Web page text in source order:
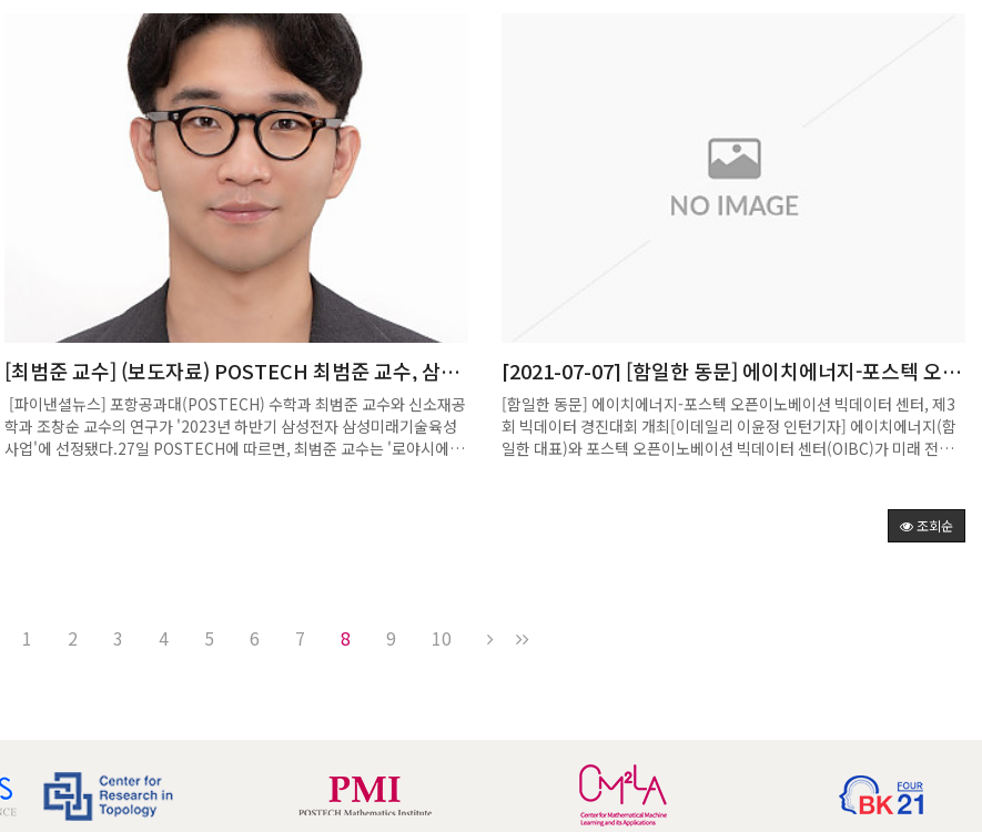
Introduction to Online Convex Optimization(온라인 컨벡스 최적
화 소개)△ 정다솔 씨(POSTECH) : Basic theory on algebraic
surfaces(대수 서페이스의 기본 이론)△ 최도영 씨(KAIST) : Geometry
of secant variety(세컨트 다양성의 기하학)△ 윤태호 씨(서울대학교) :
[최범준 교수] (보도자료) POSTECH 최범준 교수, 삼성
미래기술육성사업 선정
[파이낸셜뉴스] 포항공과대(POSTECH) 수학과 최범준 교수와 신소재공
학과 조창순 교수의 연구가 '2023년 하반기 삼성전자 삼성미래기술육성
사업'에 선정됐다.27일 POSTECH에 따르면, 최범준 교수는 '로야시에비
처: https://www.fnnews.com/news/202310271027365630
[2021-07-07] [함일한 동문] 에이치에너지-포스텍 오픈
이노베이션 빅데이터 센터, 제3회 빅데이터 경진대회 개
최
[함일한 동문] 에이치에너지-포스텍 오픈이노베이션 빅데이터 센터, 제3
회 빅데이터 경진대회 개최[이데일리 이윤정 인턴기자] 에이치에너지(함
일한 대표)와 포스텍 오픈이노베이션 빅데이터 센터(OIBC)가 미래 전력
예측’과 ‘재생에너지 최적 입찰’이라는 두 가지 주제로 진행되었다. 포항공
과대학교, KAIST 등 30여 개의 대학교, 총 80여 개의 팀이 참여했으며 포
원이 책정되었다. 전국 대학(원)생이면 개인 또는 5인 이하의 팀으로 참여
등록이 완료된 참가자들에게는 7월 1일부터 예측 입찰 연구를 위한 과거
데이터를 순차적으로 발송한다. 참가자들은 과거 데이터를 활용하여 7월
1일부터 입찰에 참여할 수 있으며 당일 상위 입찰팀과 상위 입찰팀이 소속
된 학교 및 연구실은 경진대회 홈페이지에 순위를 게재한다. 예측 입찰이
조회순
1 2 3 4 5 6 7 8 9 10